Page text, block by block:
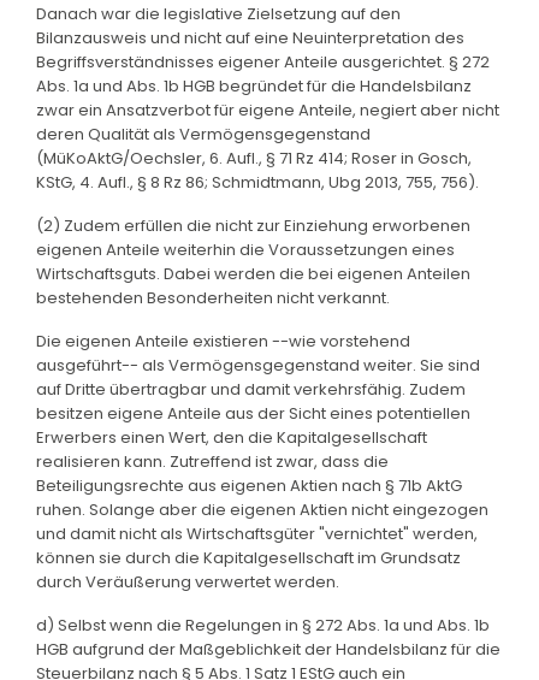
Danach war die legislative Zielsetzung auf den
Bilanzausweis und nicht auf eine Neuinterpretation des
Begriffsverständnisses eigener Anteile ausgerichtet. § 272
Abs. 1a und Abs. 1b HGB begründet für die Handelsbilanz
zwar ein Ansatzverbot für eigene Anteile, negiert aber nicht
deren Qualität als Vermögensgegenstand
(MüKoAktG/Oechsler, 6. Aufl., § 71 Rz 414; Roser in Gosch,
KStG, 4. Aufl., § 8 Rz 86; Schmidtmann, Ubg 2013, 755, 756).
(2) Zudem erfüllen die nicht zur Einziehung erworbenen
eigenen Anteile weiterhin die Voraussetzungen eines
Wirtschaftsguts. Dabei werden die bei eigenen Anteilen
bestehenden Besonderheiten nicht verkannt.
Die eigenen Anteile existieren --wie vorstehend
ausgeführt-- als Vermögensgegenstand weiter. Sie sind
auf Dritte übertragbar und damit verkehrsfähig. Zudem
besitzen eigene Anteile aus der Sicht eines potentiellen
Erwerbers einen Wert, den die Kapitalgesellschaft
realisieren kann. Zutreffend ist zwar, dass die
Beteiligungsrechte aus eigenen Aktien nach § 71b AktG
ruhen. Solange aber die eigenen Aktien nicht eingezogen
und damit nicht als Wirtschaftsgüter "vernichtet" werden,
können sie durch die Kapitalgesellschaft im Grundsatz
durch Veräußerung verwertet werden.
d) Selbst wenn die Regelungen in § 272 Abs. 1a und Abs. 1b
HGB aufgrund der Maßgeblichkeit der Handelsbilanz für die
Steuerbilanz nach § 5 Abs. 1 Satz 1 EStG auch ein